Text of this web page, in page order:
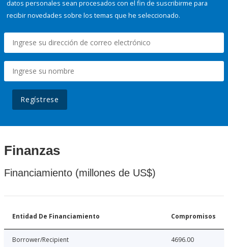
datos personales sean procesados con el fin de suscribirme para
recibir novedades sobre los temas que he seleccionado.
Regístrese
Finanzas
Financiamiento (millones de US$)
Entidad De Financiamiento Compromisos
Borrower/Recipient 4696.00